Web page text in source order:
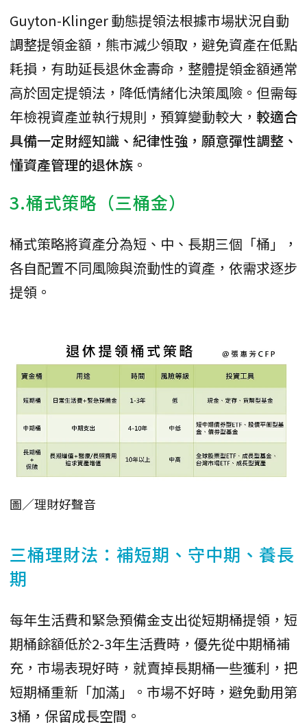
Guyton-Klinger 動態提領法根據市場狀況自動
調整提領金額，熊市減少領取，避免資產在低點
耗損，有助延長退休金壽命，整體提領金額通常
高於固定提領法，降低情緒化決策風險。但需每
年檢視資產並執行規則，預算變動較大， 較適合
具備一定財經知識、紀律性強，願意彈性調整、
懂資產管理的退休族 。
3.桶式策略（三桶金）
桶式策略將資產分為短、中、長期三個「桶」，
各自配置不同風險與流動性的資產，依需求逐步
提領。
圖／理財好聲音
三桶理財法：補短期、守中期、養長
期
每年生活費和緊急預備金支出從短期桶提領，短
期桶餘額低於2-3年生活費時，優先從中期桶補
充，市場表現好時，就賣掉長期桶一些獲利，把
短期桶重新「加滿」。市場不好時，避免動用第
3桶，保留成長空間。